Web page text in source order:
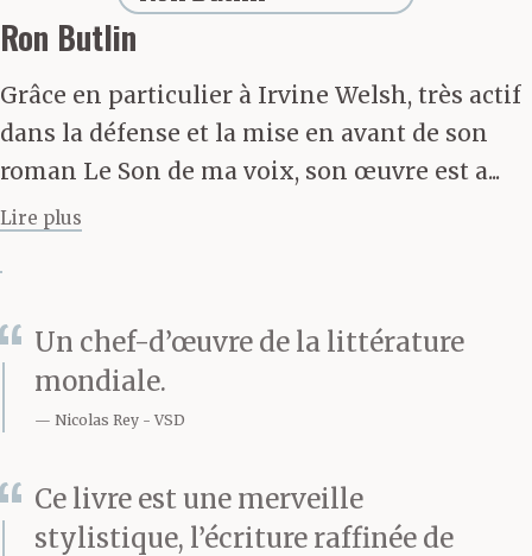
Chaque fois qu’on
t’emmenait en dehors
du village dans la
voiture de ton père, tu
observais par la vitre
vue ta maison – une
petite maison de plain-
pied – le plus
longtemps possible. La
route grimpait une
Ron Butlin
Grâce en particulier à Irvine Welsh, très actif
dans la défense et la mise en avant de son
roman Le Son de ma voix, son œuvre est a...
Lire plus
Un chef-d’œuvre de la littérature
mondiale.
Nicolas Rey VSD
Ce livre est une merveille
stylistique, l’écriture raffinée de